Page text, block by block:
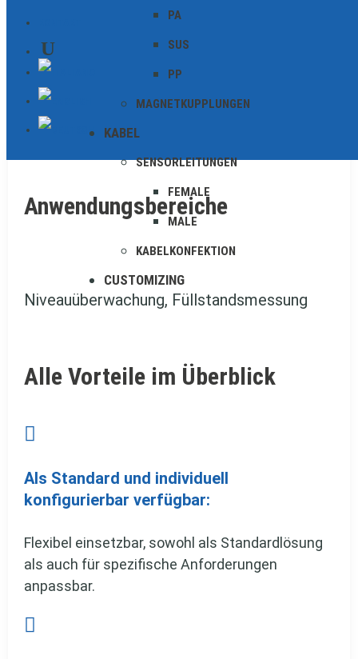
PA
SUS
PP
MAGNETKUPPLUNGEN
KABEL
SENSORLEITUNGEN
FEMALE
MALE
KABELKONFEKTION
CUSTOMIZING
Anwendungsbereiche
Niveauüberwachung, Füllstandsmessung
Alle Vorteile im Überblick

Als Standard und individuell
konfigurierbar verfügbar:
Flexibel einsetzbar, sowohl als Standardlösung
als auch für spezifische Anforderungen
anpassbar.
